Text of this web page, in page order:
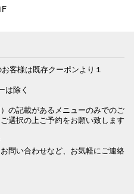
客様は既存クーポンより１
は除く
の記載があるメニューのみでのご
選択の上ご予約をお願い致します
問い合わせなど、お気軽にご連絡